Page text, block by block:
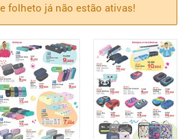
folheto já não estão ativas!